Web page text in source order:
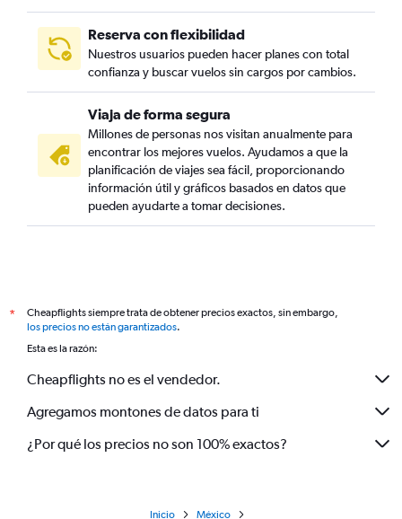
Reserva con flexibilidad
Nuestros usuarios pueden hacer planes con total
confianza y buscar vuelos sin cargos por cambios.
Viaja de forma segura
Millones de personas nos visitan anualmente para
encontrar los mejores vuelos. Ayudamos a que la
planificación de viajes sea fácil, proporcionando
información útil y gráficos basados en datos que
pueden ayudarte a tomar decisiones.
*
Cheapflights siempre trata de obtener precios exactos, sin embargo,
los precios no están garantizados.
Esta es la razón:
Cheapflights no es el vendedor.
Agregamos montones de datos para ti
¿Por qué los precios no son 100% exactos?
Inicio México